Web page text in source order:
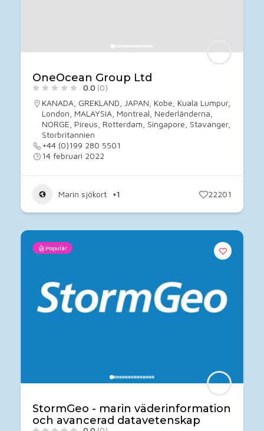
OneOcean Group Ltd
0.0 (0)
KANADA GREKLAND JAPAN Kobe Kuala Lumpur,
London MALAYSIA Montreal Nederländerna
NORGE Pireus Rotterdam Singapore Stavanger,
Storbritannien
+44 (0)199 280 5501
14 februari 2022
Marin sjökort +1 22201
Populär
StormGeo - marin väderinformation
och avancerad datavetenskap